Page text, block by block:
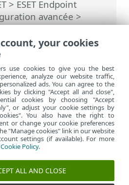
> ESET Endpoint
avancée>
>Configuration
Pilotes dont le
autorisé
postes de travail
ESET
your cookies
use cookies to give you the best
analyze our website traffic,
ads. You can agree to the
by clicking "Accept all and close",
cookies by choosing "Accept
or adjust your cookie settings by
You also have the right to
or change your cookie preferences
"Manage cookies" link in our website
settings (if available). For more
Cookie Policy.
ALL AND CLOSE